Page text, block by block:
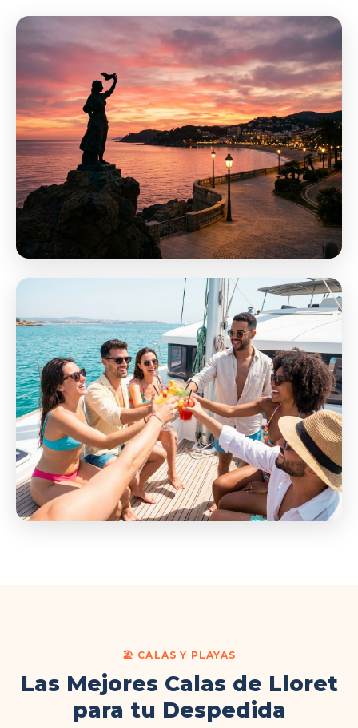
🏖️ CALAS Y PLAYAS
Las Mejores Calas de Lloret
para tu Despedida